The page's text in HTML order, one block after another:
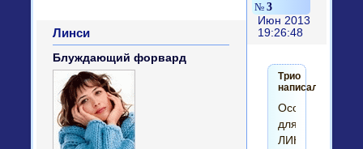
3
Июн 2013
19:26:48
Линси
Блуждающий форвард
Трио
написал(а):
Особенно
для
ЛИНСИ